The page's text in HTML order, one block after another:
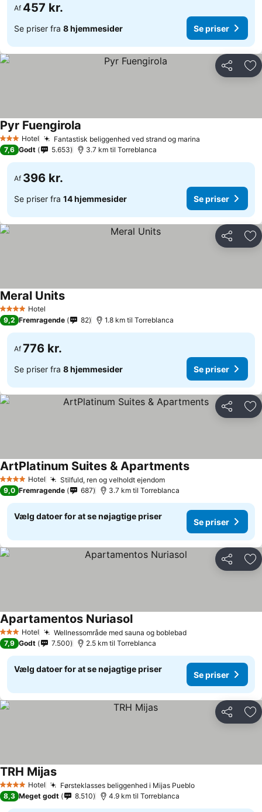
Af 457 kr.
Se priser fra 8 hjemmesider Se priser
Del
3 StjernerHotel Fantastisk beliggenhed ved strand og marina
Pyr Fuengirola
7,6 Godt 5.653 3.7 km til Torreblanca
Af 396 kr.
Se priser fra 14 hjemmesider Se priser
Del
4 StjernerHotel
Meral UnitsSe priser
9,2 Fremragende 82 1.8 km til Torreblanca
Af 776 kr.
Se priser fra 8 hjemmesider Se priser
Del
4 StjernerHotel Stilfuld, ren og velholdt ejendomSe priser
ArtPlatinum Suites & ApartmentsSe priser
9,0 Fremragende 687 3.7 km til Torreblanca
Vælg datoer for at se nøjagtige priser
Se priser
Del
3 StjernerHotel Wellnessområde med sauna og boblebadSe priser
Apartamentos NuriasolSe priser
7,9 Godt 7.500 2.5 km til Torreblanca
Vælg datoer for at se nøjagtige priser
Se priser
Del
4 StjernerHotel Førsteklasses beliggenhed i Mijas PuebloSe priser
TRH MijasSe priser
8,3 Meget godt 8.510 4.9 km til Torreblanca